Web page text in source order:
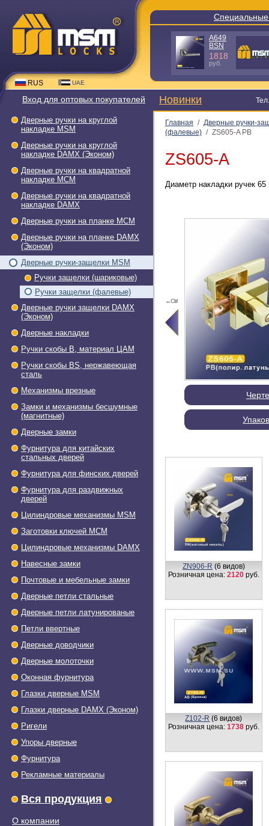
RUS UAE
A649
BSN
1818
руб.
Вход для оптовых покупателей
Дверные ручки на круглой
накладке МSМ
Дверные ручки на круглой
накладке DAMX (Эконом)
Дверные ручки на квадратной
накладке МСМ
Дверные ручки на квадратной
накладке DAMX
Дверные ручки на планке МСМ
Дверные ручки на планке DAMX
(Эконом)
Дверные ручки-защелки МSМ
Ручки защелки (шариковые)
Ручки защелки (фалевые)
Дверные ручки защелки DAMX
(Эконом)
Дверные накладки
Ручки скобы В, материал ЦАМ
Ручки скобы BS, нержавеющая
сталь
Механизмы врезные
Замки и механизмы бесшумные
(магнитные)
Дверные замки
Фурнитура для китайских
стальных дверей
Фурнитура для финских дверей
Фурнитура для раздвижных
дверей
Цилиндровые механизмы MSM
Заготовки ключей МСМ
Цилиндровые механизмы DAMX
Навесные замки
Почтовые и мебельные замки
Дверные петли стальные
Дверные петли латунированые
Петли ввертные
Дверные доводчики
Дверные молоточки
Оконная фурнитура
Глазки дверные МSМ
Глазки дверные DAMX (Эконом)
Ригели
Упоры дверные
Фурнитура
Рекламные материалы
Вся продукция
О компании
Новинки
Главная / Дверные ручки-
(фалевые) / ZS605-A PB
ZS605-A
Диаметр накладки ручек
←Ctrl
ZN906-R (6 видов)
Розничная цена: 2120 руб.
Z102-R (6 видов)
Розничная цена: 1738 руб.